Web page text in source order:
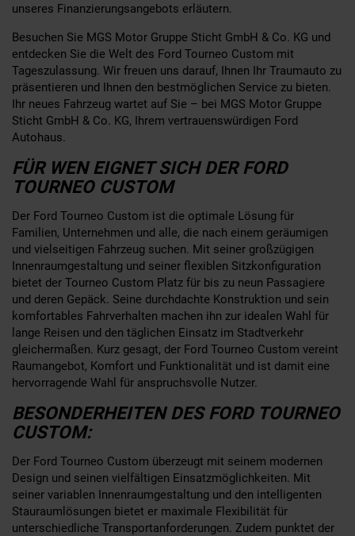
unseres Finanzierungsangebots erläutern.
Besuchen Sie MGS Motor Gruppe Sticht GmbH & Co. KG und
entdecken Sie die Welt des Ford Tourneo Custom mit
Tageszulassung. Wir freuen uns darauf, Ihnen Ihr Traumauto zu
präsentieren und Ihnen den bestmöglichen Service zu bieten.
Ihr neues Fahrzeug wartet auf Sie – bei MGS Motor Gruppe
Sticht GmbH & Co. KG, Ihrem vertrauenswürdigen Ford
Autohaus.
FÜR WEN EIGNET SICH DER FORD
TOURNEO CUSTOM
Der Ford Tourneo Custom ist die optimale Lösung für
Familien, Unternehmen und alle, die nach einem geräumigen
und vielseitigen Fahrzeug suchen. Mit seiner großzügigen
Innenraumgestaltung und seiner flexiblen Sitzkonfiguration
bietet der Tourneo Custom Platz für bis zu neun Passagiere
und deren Gepäck. Seine durchdachte Konstruktion und sein
komfortables Fahrverhalten machen ihn zur idealen Wahl für
lange Reisen und den täglichen Einsatz im Stadtverkehr
gleichermaßen. Kurz gesagt, der Ford Tourneo Custom vereint
Raumangebot, Komfort und Funktionalität und ist damit eine
hervorragende Wahl für anspruchsvolle Nutzer.
BESONDERHEITEN DES FORD TOURNEO
CUSTOM:
Der Ford Tourneo Custom überzeugt mit seinem modernen
Design und seinen vielfältigen Einsatzmöglichkeiten. Mit
seiner variablen Innenraumgestaltung und den intelligenten
Stauraumlösungen bietet er maximale Flexibilität für
unterschiedliche Transportanforderungen. Zudem punktet der